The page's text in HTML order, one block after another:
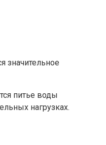
значительное
питье воды
нагрузках.